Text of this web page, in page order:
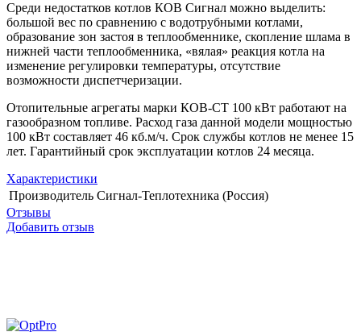
Среди недостатков котлов КОВ Сигнал можно выделить:
большой вес по сравнению с водотрубными котлами,
образование зон застоя в теплообменнике, скопление шлама в
нижней части теплообменника, «вялая» реакция котла на
изменение регулировки температуры, отсутствие
возможности диспетчеризации.
Отопительные агрегаты марки КОВ-СТ 100 кВт работают на
газообразном топливе. Расход газа данной модели мощностью
100 кВт составляет 46 кб.м/ч. Срок службы котлов не менее 15
лет. Гарантийный срок эксплуатации котлов 24 месяца.
Характеристики
Производитель Сигнал-Теплотехника (Россия)
Отзывы
Добавить отзыв